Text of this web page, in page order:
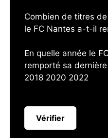
Combien de titres
le FC Nantes a-t-il
En quelle année le
remporté sa
2018 2020 2022
Vérifier